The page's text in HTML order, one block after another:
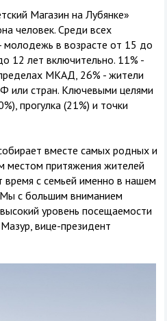
Магазин на Лубянке»
человек. Среди всех
молодежь в возрасте от 15 до
12 лет включительно. 11% -
МКАД, 26% - жители
или стран. Ключевыми целями
прогулка (21%) и точки
вместе самых родных и
местом притяжения жителей
время с семьей именно в нашем
с большим вниманием
уровень посещаемости
вице-президент